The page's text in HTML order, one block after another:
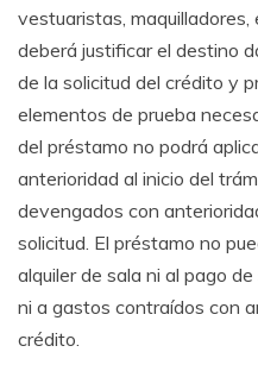
vestuaristas,
deberá justificar el destino
de la solicitud del crédito y
elementos de prueba
del préstamo no podrá
anterioridad al inicio del
devengados con
solicitud. El préstamo no
alquiler de sala ni al pago
ni a gastos contraídos con
crédito.